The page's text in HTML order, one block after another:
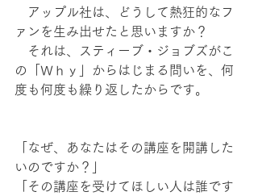
アップル社は、どうして熱狂的なフ
ァンを生み出せたと思いますか？
それは、スティーブ・ジョブズがこ
の「Ｗｈｙ」からはじまる問いを、何
度も何度も繰り返したからです。
「なぜ、あなたはその講座を開講した
いのですか？」
「その講座を受けてほしい人は誰です